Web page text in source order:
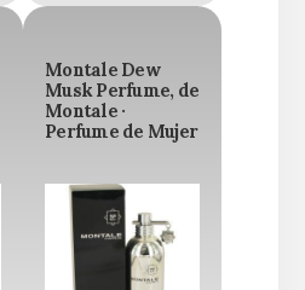
Montale Dew
Musk Perfume, de
Montale ·
Perfume de Mujer